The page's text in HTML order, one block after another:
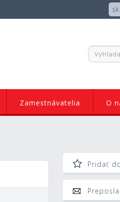
sk
Zamestnávatelia O
Pridať